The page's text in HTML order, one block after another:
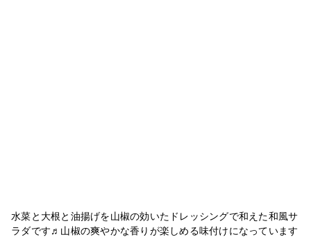
水菜と大根と油揚げを山椒の効いたドレッシングで和えた和風サ
ラダです♬山椒の爽やかな香りが楽しめる味付けになっています